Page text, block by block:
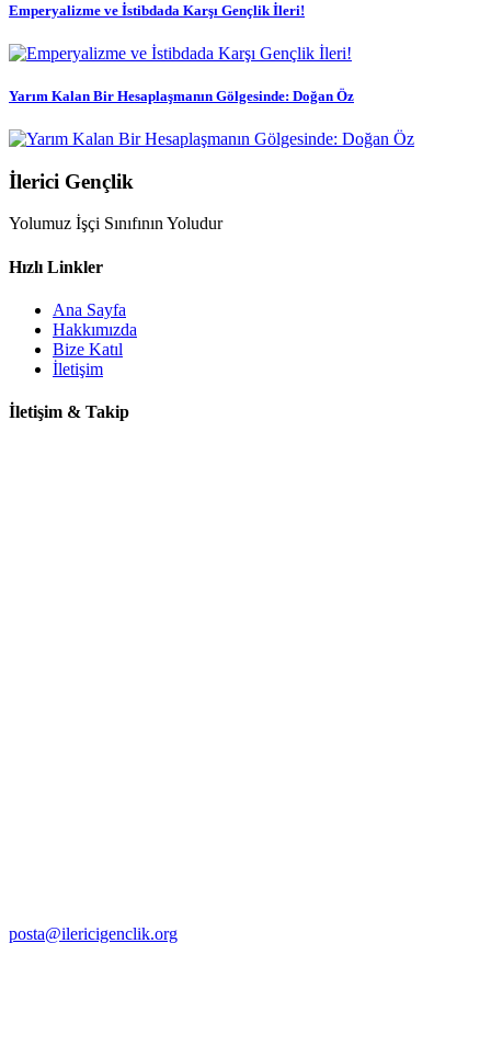
Emperyalizme ve İstibdada Karşı Gençlik İleri!
Yarım Kalan Bir Hesaplaşmanın Gölgesinde: Doğan Öz
İlerici Gençlik
Yolumuz İşçi Sınıfının Yoludur
Hızlı Linkler
Ana Sayfa
Hakkımızda
Bize Katıl
İletişim
İletişim & Takip
posta@ilericigenclik.org